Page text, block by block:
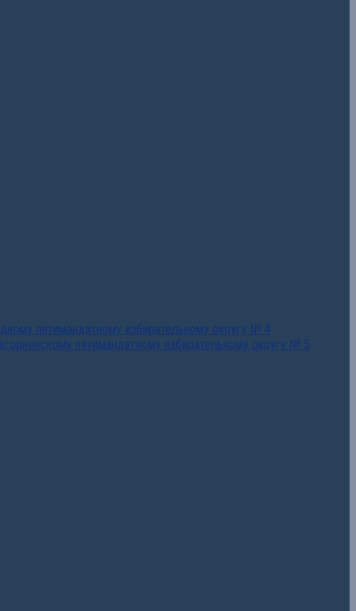
пятимандатному избирательному округу № 4
пятимандатному избирательному округу № 5